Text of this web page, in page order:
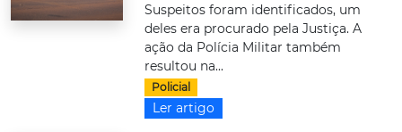
Suspeitos foram identificados, um
deles era procurado pela Justiça. A
ação da Polícia Militar também
resultou na...
Policial
Ler artigo